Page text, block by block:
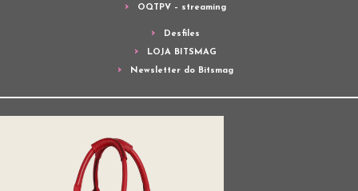
OQTPV – streaming
Desfiles
LOJA BITSMAG
Newsletter do Bitsmag